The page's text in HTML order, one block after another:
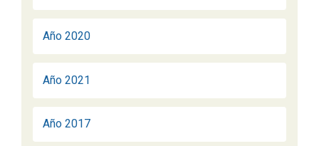
Año 2020
Año 2021
Año 2017